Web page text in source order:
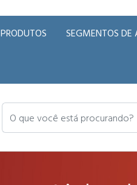
PRODUTOS SEGMENTOS DE
O que você está procurando?